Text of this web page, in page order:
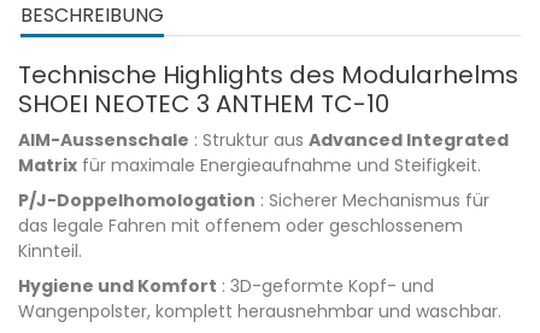
BESCHREIBUNG
Technische Highlights des Modularhelms
SHOEI NEOTEC 3 ANTHEM TC-10
AIM-Aussenschale : Struktur aus Advanced Integrated
Matrix für maximale Energieaufnahme und Steifigkeit.
P/J-Doppelhomologation : Sicherer Mechanismus für
das legale Fahren mit offenem oder geschlossenem
Kinnteil.
Hygiene und Komfort : 3D-geformte Kopf- und
Wangenpolster, komplett herausnehmbar und waschbar.